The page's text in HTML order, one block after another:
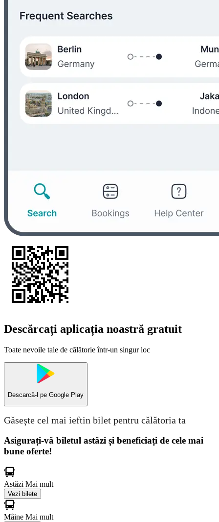
Descărcați aplicația noastră gratuit
Toate nevoile tale de călătorie într-un singur loc
Descarcă-l pe Google Play
Găsește cel mai ieftin bilet pentru călătoria ta
Asigurați-vă biletul astăzi și beneficiați de cele mai
bune oferte!
Astăzi Mai mult
Vezi bilete
Mâine Mai mult